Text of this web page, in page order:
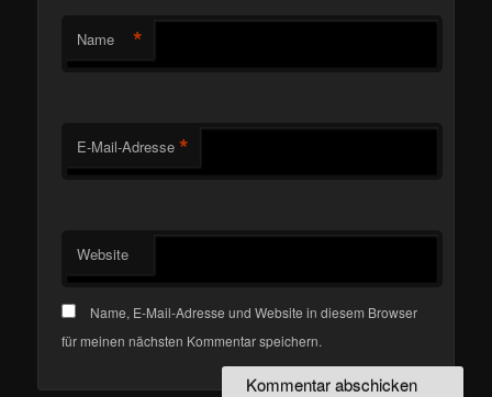
Name *
E-Mail-Adresse *
Website
Name, E-Mail-Adresse und Website in diesem Browser
für meinen nächsten Kommentar speichern.